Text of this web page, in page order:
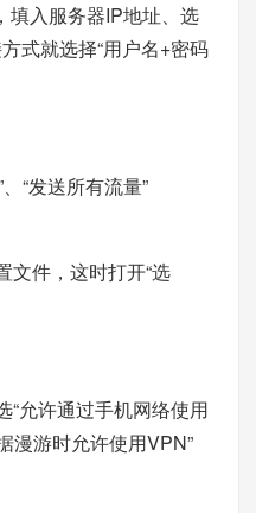
填入服务器IP地址、选
式就选择“用户名+密码
“发送所有流量”
文件，这时打开“选
“允许通过手机网络使用
漫游时允许使用VPN”